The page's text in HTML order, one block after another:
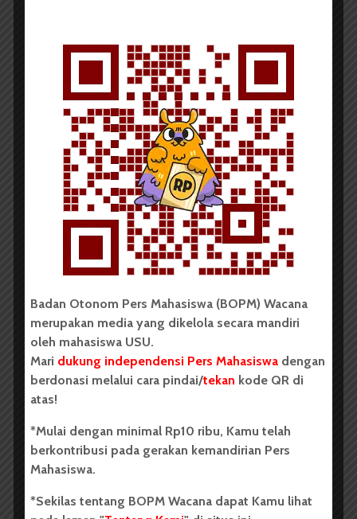
Timnas, Pantang Jemawa!
Redaksi 18 Oktober 2013 4 menit waktu baca
Jalan Lurus
Redaksi 17 Oktober 2013 5 menit waktu baca
Badan Otonom Pers Mahasiswa (BOPM) Wacana
merupakan media yang dikelola secara mandiri
oleh mahasiswa USU.
Mari dukung independensi Pers Mahasiswa dengan
berdonasi melalui cara pindai/tekan kode QR di
atas!
*Mulai dengan minimal Rp10 ribu, Kamu telah
berkontribusi pada gerakan kemandirian Pers
Mahasiswa.
*Sekilas tentang BOPM Wacana dapat Kamu lihat